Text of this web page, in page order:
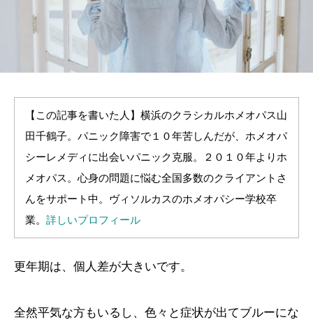
【この記事を書いた人】横浜のクラシカルホメオパス山
田千鶴子。パニック障害で１０年苦しんだが、ホメオパ
シーレメディに出会いパニック克服。２０１０年よりホ
メオパス。心身の問題に悩む全国多数のクライアントさ
んをサポート中。ヴィソルカスのホメオパシー学校卒
業。 詳しいプロフィール
更年期は、個人差が大きいです。
全然平気な方もいるし、色々と症状が出てブルーにな